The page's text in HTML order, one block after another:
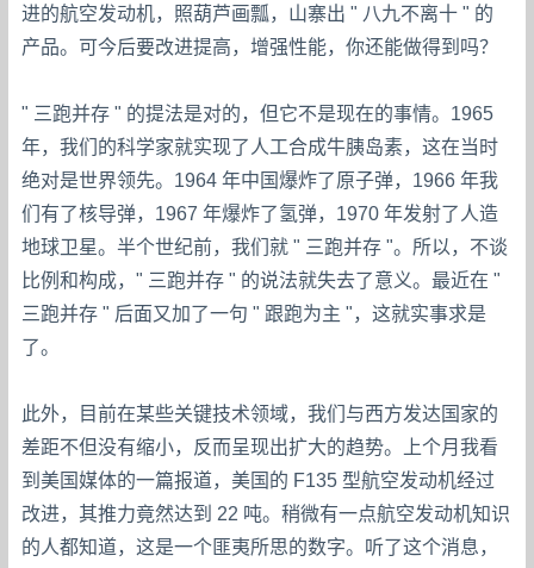
进的航空发动机，照葫芦画瓢，山寨出 " 八九不离十 " 的
产品。可今后要改进提高，增强性能，你还能做得到吗？
" 三跑并存 " 的提法是对的，但它不是现在的事情。1965
年，我们的科学家就实现了人工合成牛胰岛素，这在当时
绝对是世界领先。1964 年中国爆炸了原子弹，1966 年我
们有了核导弹，1967 年爆炸了氢弹，1970 年发射了人造
地球卫星。半个世纪前，我们就 " 三跑并存 "。所以，不谈
比例和构成，" 三跑并存 " 的说法就失去了意义。最近在 "
三跑并存 " 后面又加了一句 " 跟跑为主 "，这就实事求是
了。
此外，目前在某些关键技术领域，我们与西方发达国家的
差距不但没有缩小，反而呈现出扩大的趋势。上个月我看
到美国媒体的一篇报道，美国的 F135 型航空发动机经过
改进，其推力竟然达到 22 吨。稍微有一点航空发动机知识
的人都知道，这是一个匪夷所思的数字。听了这个消息，